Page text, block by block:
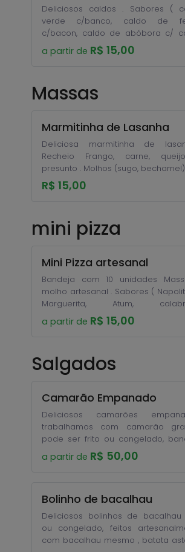
Deliciosos caldos . Sabores (
verde c/banco, caldo de
c/bacon, caldo de abóbora c/
seca, caldo de batata baroa c/
e calabresa, caldo de
torradinhas
a partir de R$ 15,00
Massas
Marmitinha de Lasanha
Deliciosa marmitinha de
Recheio Frango, carne,
presunto . Molhos (sugo, bechamel)
R$ 15,00
mini pizza
Mini Pizza artesanal
Bandeja com 10 unidades Massa e
molho artesanal . Sabores (
Marguerita, Atum,
portuguesa)
a partir de R$ 15,00
Salgados
Camarão Empanado
Deliciosos camarões
trabalhamos com camarão
pode ser frito ou congelado,
com 20 unidades. Acompanha
rosê . Encomende com 1 dia
a partir de R$ 50,00
Bolinho de bacalhau
Deliciosos bolinhos de bacalhau
ou congelado, feitos
com bacalhau mesmo , batata